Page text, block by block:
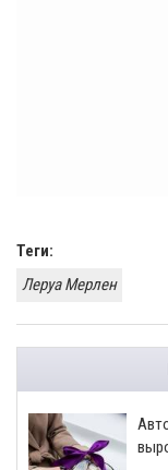
Теги:
Леруа Мерлен